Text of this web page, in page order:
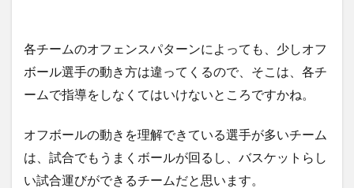
各チームのオフェンスパターンによっても、少しオフ
ボール選手の動き方は違ってくるので、そこは、各チ
ームで指導をしなくてはいけないところですかね。
オフボールの動きを理解できている選手が多いチーム
は、試合でもうまくボールが回るし、バスケットらし
い試合運びができるチームだと思います。